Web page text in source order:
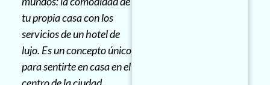
tu propia casa con los
servicios de un hotel de
lujo. Es un concepto único
para sentirte en casa en el